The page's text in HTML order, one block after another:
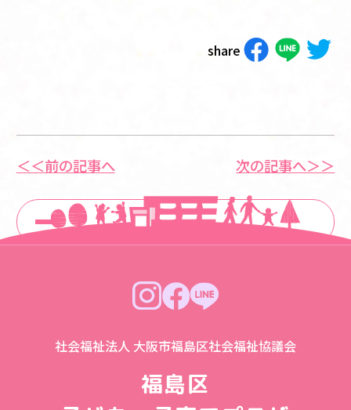
share
＜＜前の記事へ
一覧に戻る
次の記事へ＞＞
社会福祉法人 大阪市福島区社会福祉協議会
福島区